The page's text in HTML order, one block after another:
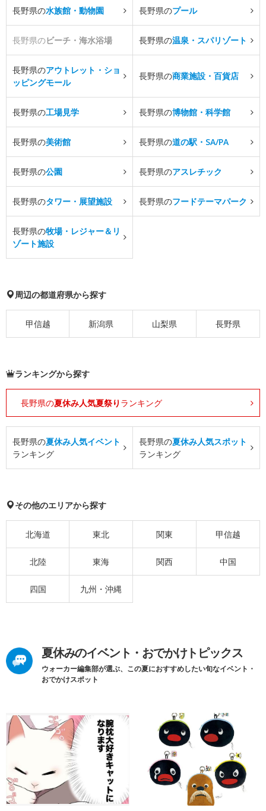
長野県の水族館・動物園 長野県のプール
長野県のビーチ・海水浴場 長野県の温泉・スパリゾート
長野県のアウトレット・ショ
ッピングモール
長野県の商業施設・百貨店
長野県の工場見学 長野県の博物館・科学館
長野県の美術館 長野県の道の駅・SA/PA
長野県の公園 長野県のアスレチック
長野県のタワー・展望施設 長野県のフードテーマパーク
長野県の牧場・レジャー＆リ
ゾート施設
周辺の都道府県から探す
甲信越 新潟県 山梨県 長野県
ランキングから探す
長野県の夏休み人気夏祭り ランキング
長野県の夏休み人気イベント
ランキング
長野県の夏休み人気スポット
ランキング
その他のエリアから探す
北海道 東北 関東 甲信越
北陸 東海 関西 中国
四国 九州・沖縄
夏休みのイベント・おでかけトピックス
ウォーカー編集部が選ぶ、この夏におすすめしたい旬なイベント・
おでかけスポット